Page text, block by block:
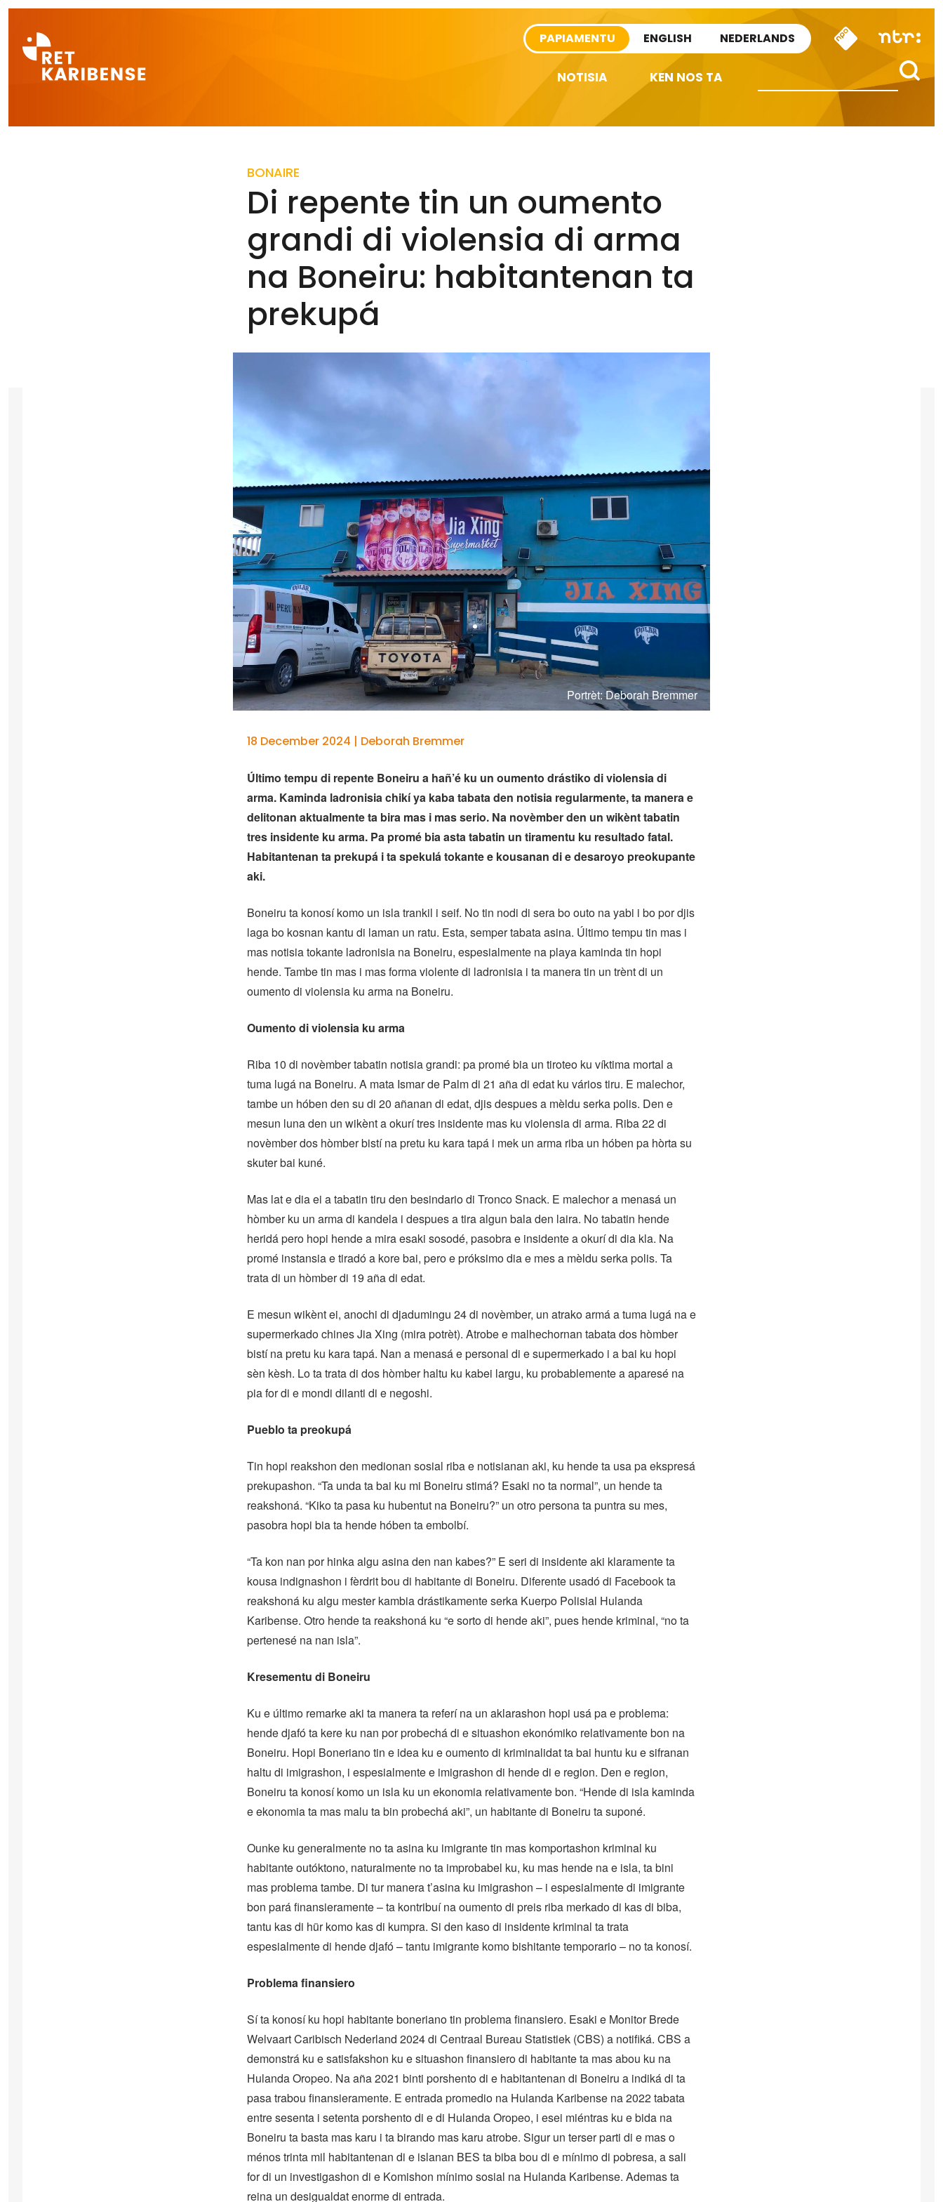
PAPIAMENTU ENGLISH NEDERLANDS
NOTISIA KEN NOS TA
BONAIRE
Di repente tin un oumento
grandi di violensia di arma
na Boneiru: habitantenan ta
prekupá
Portrèt: Deborah Bremmer
18 December 2024 | Deborah Bremmer
Último tempu di repente Boneiru a hañ’é ku un oumento drástiko di violensia di
arma. Kaminda ladronisia chikí ya kaba tabata den notisia regularmente, ta manera e
delitonan aktualmente ta bira mas i mas serio. Na novèmber den un wikènt tabatin
tres insidente ku arma. Pa promé bia asta tabatin un tiramentu ku resultado fatal.
Habitantenan ta prekupá i ta spekulá tokante e kousanan di e desaroyo preokupante
aki.
Boneiru ta konosí komo un isla trankil i seif. No tin nodi di sera bo outo na yabi i bo por djis
laga bo kosnan kantu di laman un ratu. Esta, semper tabata asina. Último tempu tin mas i
mas notisia tokante ladronisia na Boneiru, espesialmente na playa kaminda tin hopi
hende. Tambe tin mas i mas forma violente di ladronisia i ta manera tin un trènt di un
oumento di violensia ku arma na Boneiru.
Oumento di violensia ku arma
Riba 10 di novèmber tabatin notisia grandi: pa promé bia un tiroteo ku víktima mortal a
tuma lugá na Boneiru. A mata Ismar de Palm di 21 aña di edat ku vários tiru. E malechor,
tambe un hóben den su di 20 añanan di edat, djis despues a mèldu serka polis. Den e
mesun luna den un wikènt a okurí tres insidente mas ku violensia di arma. Riba 22 di
novèmber dos hòmber bistí na pretu ku kara tapá i mek un arma riba un hóben pa hòrta su
skuter bai kuné.
Mas lat e dia ei a tabatin tiru den besindario di Tronco Snack. E malechor a menasá un
hòmber ku un arma di kandela i despues a tira algun bala den laira. No tabatin hende
heridá pero hopi hende a mira esaki sosodé, pasobra e insidente a okurí di dia kla. Na
promé instansia e tiradó a kore bai, pero e próksimo dia e mes a mèldu serka polis. Ta
trata di un hòmber di 19 aña di edat.
E mesun wikènt ei, anochi di djadumingu 24 di novèmber, un atrako armá a tuma lugá na e
supermerkado chines Jia Xing (mira potrèt). Atrobe e malhechornan tabata dos hòmber
bistí na pretu ku kara tapá. Nan a menasá e personal di e supermerkado i a bai ku hopi
sèn kèsh. Lo ta trata di dos hòmber haltu ku kabei largu, ku probablemente a aparesé na
pia for di e mondi dilanti di e negoshi.
Pueblo ta preokupá
Tin hopi reakshon den medionan sosial riba e notisianan aki, ku hende ta usa pa ekspresá
prekupashon. “Ta unda ta bai ku mi Boneiru stimá? Esaki no ta normal”, un hende ta
reakshoná. “Kiko ta pasa ku hubentut na Boneiru?” un otro persona ta puntra su mes,
pasobra hopi bia ta hende hóben ta embolbí.
“Ta kon nan por hinka algu asina den nan kabes?” E seri di insidente aki klaramente ta
kousa indignashon i fèrdrit bou di habitante di Boneiru. Diferente usadó di Facebook ta
reakshoná ku algu mester kambia drástikamente serka Kuerpo Polisial Hulanda
Karibense. Otro hende ta reakshoná ku “e sorto di hende aki”, pues hende kriminal, “no ta
pertenesé na nan isla”.
Kresementu di Boneiru
Ku e último remarke aki ta manera ta referí na un aklarashon hopi usá pa e problema:
hende djafó ta kere ku nan por probechá di e situashon ekonómiko relativamente bon na
Boneiru. Hopi Boneriano tin e idea ku e oumento di kriminalidat ta bai huntu ku e sifranan
haltu di imigrashon, i espesialmente e imigrashon di hende di e region. Den e region,
Boneiru ta konosí komo un isla ku un ekonomia relativamente bon. “Hende di isla kaminda
e ekonomia ta mas malu ta bin probechá aki”, un habitante di Boneiru ta suponé.
Ounke ku generalmente no ta asina ku imigrante tin mas komportashon kriminal ku
habitante outóktono, naturalmente no ta improbabel ku, ku mas hende na e isla, ta bini
mas problema tambe. Di tur manera t’asina ku imigrashon – i espesialmente di imigrante
bon pará finansieramente – ta kontribuí na oumento di preis riba merkado di kas di biba,
tantu kas di hür komo kas di kumpra. Si den kaso di insidente kriminal ta trata
espesialmente di hende djafó – tantu imigrante komo bishitante temporario – no ta konosí.
Problema finansiero
Sí ta konosí ku hopi habitante boneriano tin problema finansiero. Esaki e Monitor Brede
Welvaart Caribisch Nederland 2024 di Centraal Bureau Statistiek (CBS) a notifiká. CBS a
demonstrá ku e satisfakshon ku e situashon finansiero di habitante ta mas abou ku na
Hulanda Oropeo. Na aña 2021 binti porshento di e habitantenan di Boneiru a indiká di ta
pasa trabou finansieramente. E entrada promedio na Hulanda Karibense na 2022 tabata
entre sesenta i setenta porshento di e di Hulanda Oropeo, i esei miéntras ku e bida na
Boneiru ta basta mas karu i ta birando mas karu atrobe. Sigur un terser parti di e mas o
ménos trinta mil habitantenan di e islanan BES ta biba bou di e mínimo di pobresa, a sali
for di un investigashon di e Komishon mínimo sosial na Hulanda Karibense. Ademas ta
reina un desigualdat enorme di entrada.